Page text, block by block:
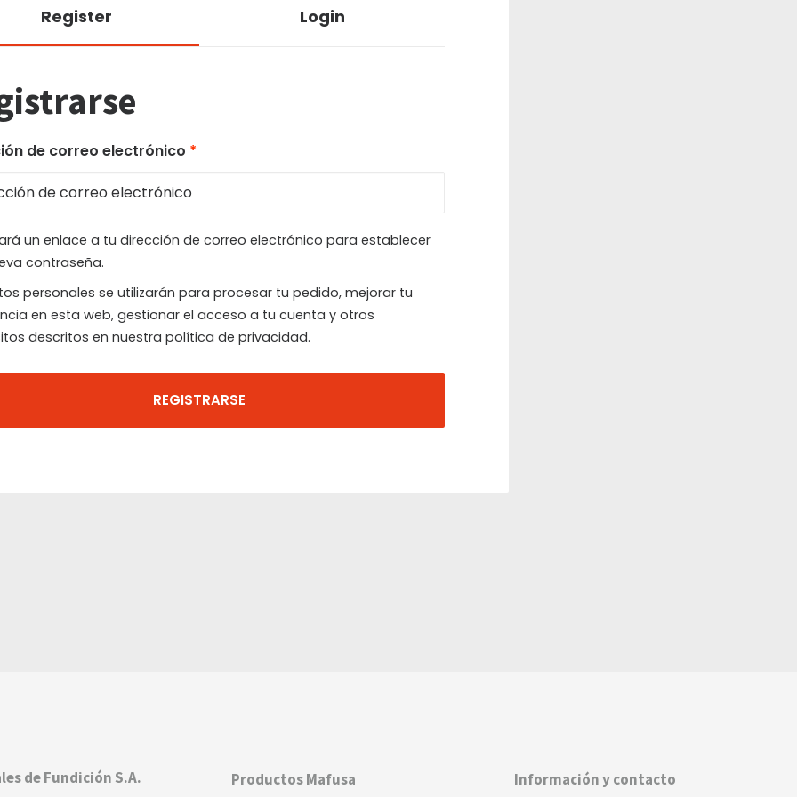
Register Login
de correo electrónico *
un enlace a tu dirección de correo electrónico para establecer
contraseña.
personales se utilizarán para procesar tu pedido, mejorar tu
en esta web, gestionar el acceso a tu cuenta y otros
descritos en nuestra política de privacidad.
REGISTRARSE
de Fundición S.A. Productos Mafusa Información y contacto